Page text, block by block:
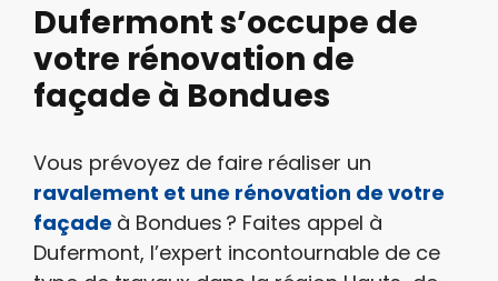
Dufermont s’occupe de
votre rénovation de
façade à Bondues
Vous prévoyez de faire réaliser un
ravalement et une rénovation de votre
façade à Bondues ? Faites appel à
Dufermont, l’expert incontournable de ce